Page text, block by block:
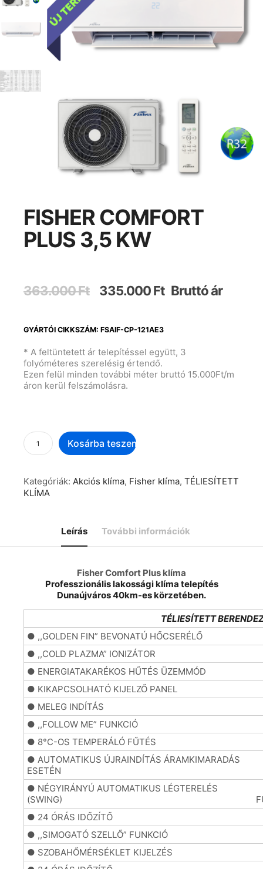
FISHER COMFORT
PLUS 3,5 KW
363.000Ft 335.000Ft Bruttó ár
GYÁRTÓI CIKKSZÁM: FSAIF-CP-121AE3
* A feltüntetett ár telepítéssel együtt, 3
folyóméteres szerelésig értendő.
Ezen felül minden további méter bruttó 15.000Ft/m
áron kerül felszámolásra.
Kosárba teszem
Kategóriák: Akciós klíma, Fisher klíma, TÉLIESÍTETT
KLÍMA
Leírás További információk
Fisher Comfort Plus klíma
Professzionális lakossági klíma telepítés
Dunaújváros 40km-es körzetében.
TÉLIESÍTETT
● ,,GOLDEN FIN” BEVONATÚ HŐCSERÉLŐ
● ,,COLD PLAZMA” IONIZÁTOR
● ENERGIATAKARÉKOS HŰTÉS ÜZEMMÓD
● KIKAPCSOLHATÓ KIJELZŐ PANEL
● MELEG INDÍTÁS
● ,,FOLLOW ME” FUNKCIÓ
● 8°C-OS TEMPERÁLÓ FŰTÉS
● AUTOMATIKUS ÚJRAINDÍTÁS ÁRAMKIMARADÁS
ESETÉN
● NÉGYIRÁNYÚ AUTOMATIKUS LÉGTERELÉS
(SWING)
● 24 ÓRÁS IDŐZÍTŐ
● ,,SIMOGATÓ SZELLŐ” FUNKCIÓ
● SZOBAHŐMÉRSÉKLET KIJELZÉS